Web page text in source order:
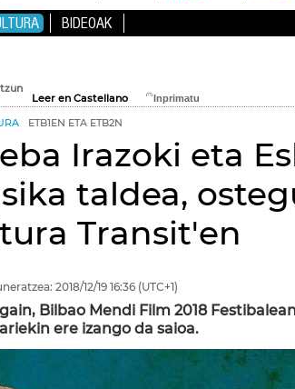
BIDEOAK
Leer en Castellano
ETB1EN ETA ETB2N
Irazoki eta
taldea,
Transit'en
2018/12/19 16:36 (UTC+1)
Bilbao Mendi Film 2018
ere izango da saioa.